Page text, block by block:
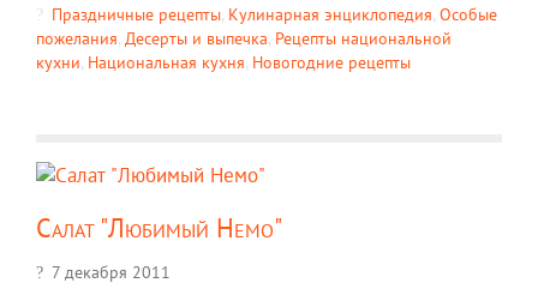
Праздничные рецепты, Кулинарная энциклопедия, Особые
пожелания, Десерты и выпечка, Рецепты национальной
кухни, Национальная кухня, Новогодние рецепты
Салат "Любимый Немо"
7 декабря 2011